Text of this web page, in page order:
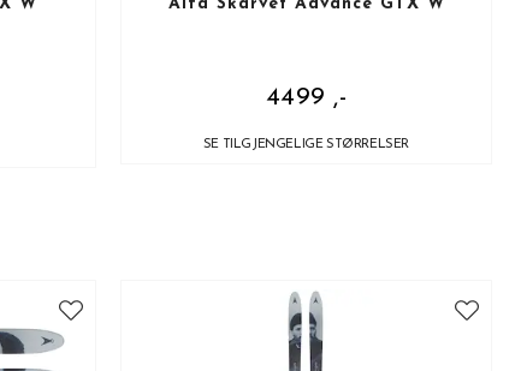
W Alfa Skarvet Advance GTX W
4499 ,-
SE TILGJENGELIGE STØRRELSER